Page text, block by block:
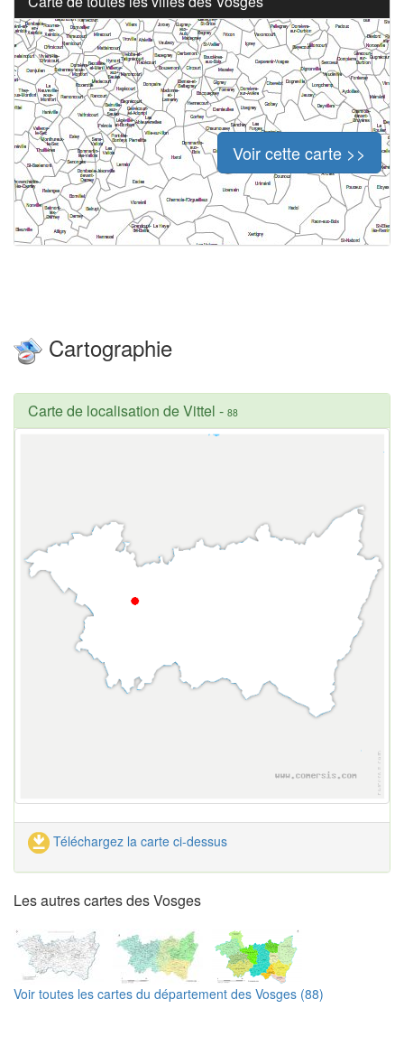
Voir cette carte >>
Cartographie
Carte de localisation de Vittel - 88
Téléchargez la carte ci-dessus
Les autres cartes des Vosges
Voir toutes les cartes du département des Vosges (88)